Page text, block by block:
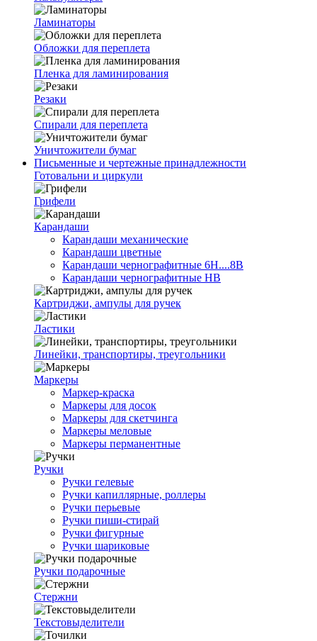
Ламинаторы
Обложки для переплета
Пленка для ламинирования
Резаки
Спирали для переплета
Уничтожители бумаг
Письменные и чертежные принадлежности
Готовальни и циркули
Грифели
Карандаши
Карандаши механические
Карандаши цветные
Карандаши чернографитные 6H....8B
Карандаши чернографитные HB
Картриджи, ампулы для ручек
Ластики
Линейки, транспортиры, треугольники
Маркеры
Маркер-краска
Маркеры для досок
Маркеры для скетчинга
Маркеры меловые
Маркеры перманентные
Ручки
Ручки гелевые
Ручки капиллярные, роллеры
Ручки перьевые
Ручки пиши-стирай
Ручки фигурные
Ручки шариковые
Ручки подарочные
Стержни
Текстовыделители